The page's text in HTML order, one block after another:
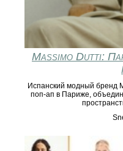
Massimo Dutti:
Испанский модный бренд
поп-ап в Париже,